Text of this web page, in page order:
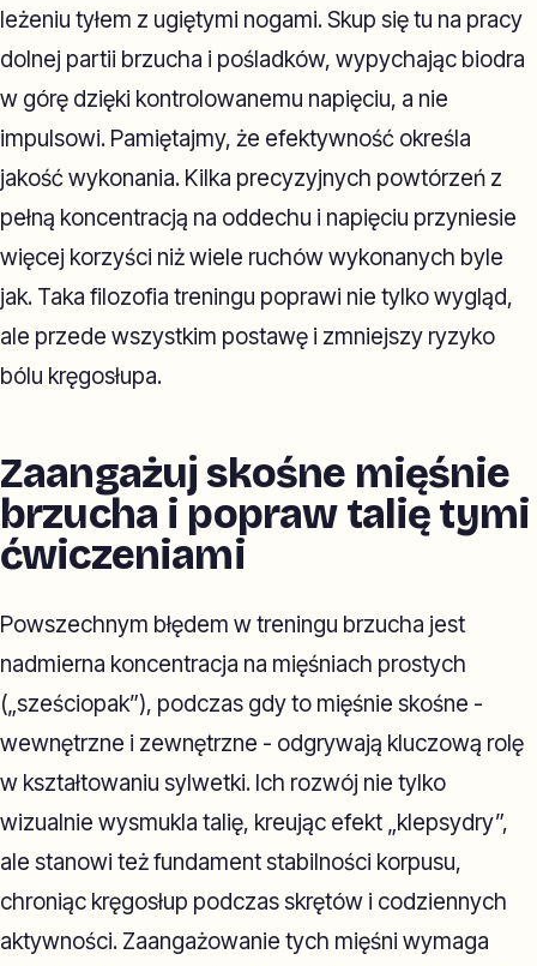
leżeniu tyłem z ugiętymi nogami. Skup się tu na pracy
dolnej partii brzucha i pośladków, wypychając biodra
w górę dzięki kontrolowanemu napięciu, a nie
impulsowi. Pamiętajmy, że efektywność określa
jakość wykonania. Kilka precyzyjnych powtórzeń z
pełną koncentracją na oddechu i napięciu przyniesie
więcej korzyści niż wiele ruchów wykonanych byle
jak. Taka filozofia treningu poprawi nie tylko wygląd,
ale przede wszystkim postawę i zmniejszy ryzyko
bólu kręgosłupa.
Zaangażuj skośne mięśnie
brzucha i popraw talię tymi
ćwiczeniami
Powszechnym błędem w treningu brzucha jest
nadmierna koncentracja na mięśniach prostych
(„sześciopak”), podczas gdy to mięśnie skośne -
wewnętrzne i zewnętrzne - odgrywają kluczową rolę
w kształtowaniu sylwetki. Ich rozwój nie tylko
wizualnie wysmukla talię, kreując efekt „klepsydry”,
ale stanowi też fundament stabilności korpusu,
chroniąc kręgosłup podczas skrętów i codziennych
aktywności. Zaangażowanie tych mięśni wymaga